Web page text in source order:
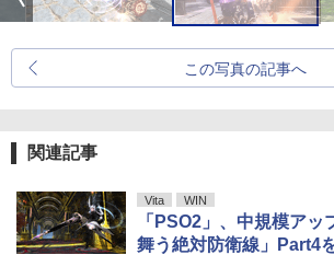
この写真の記事へ
関連記事
Vita WIN
「PSO2」、中規模アッ
舞う絶対防衛線」Part4